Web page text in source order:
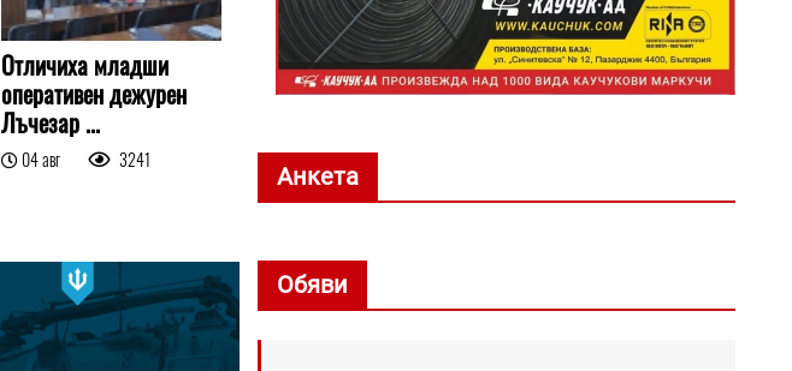
Отличиха младши
оперативен дежурен
Лъчезар ...
04 авг 3241
Анкета
Обяви